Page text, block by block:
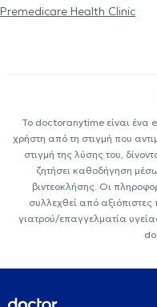
Premedicare Health Clinic
Το doctoranytime είναι ένα
χρήστη από τη στιγμή που
στιγμή της λύσης του,
ζητήσει καθοδήγηση
βιντεοκλήσης. Οι
συλλεχθεί από
γιατρού/επαγγελματία